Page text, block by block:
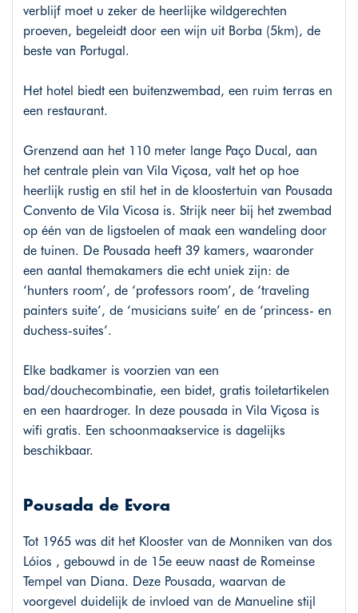
verblijf moet u zeker de heerlijke wildgerechten
proeven, begeleidt door een wijn uit Borba (5km), de
beste van Portugal.
Het hotel biedt een buitenzwembad, een ruim terras en
een restaurant.
Grenzend aan het 110 meter lange Paço Ducal, aan
het centrale plein van Vila Viçosa, valt het op hoe
heerlijk rustig en stil het in de kloostertuin van Pousada
Convento de Vila Vicosa is. Strijk neer bij het zwembad
op één van de ligstoelen of maak een wandeling door
de tuinen. De Pousada heeft 39 kamers, waaronder
een aantal themakamers die echt uniek zijn: de
‘hunters room’, de ‘professors room’, de ‘traveling
painters suite’, de ‘musicians suite’ en de ‘princess- en
duchess-suites’.
Elke badkamer is voorzien van een
bad/douchecombinatie, een bidet, gratis toiletartikelen
en een haardroger. In deze pousada in Vila Viçosa is
wifi gratis. Een schoonmaakservice is dagelijks
beschikbaar.
Pousada de Evora
Tot 1965 was dit het Klooster van de Monniken van dos
Lóios , gebouwd in de 15e eeuw naast de Romeinse
Tempel van Diana. Deze Pousada, waarvan de
voorgevel duidelijk de invloed van de Manueline stijl